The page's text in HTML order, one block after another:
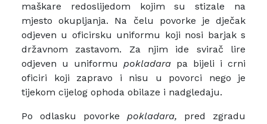
maškare redoslijedom kojim su stizale na
mjesto okupljanja. Na čelu povorke je dječak
odjeven u oficirsku uniformu koji nosi barjak s
državnom zastavom. Za njim ide svirač lire
odjeven u uniformu pokladara pa bijeli i crni
oficiri koji zapravo i nisu u povorci nego je
tijekom cijelog ophoda obilaze i nadgledaju.
Po odlasku povorke pokladara, pred zgradu